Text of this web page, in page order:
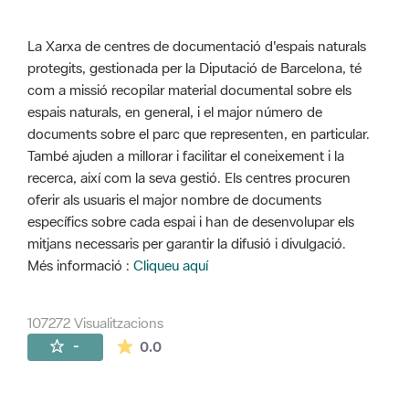
La Xarxa de centres de documentació d'espais naturals
protegits, gestionada per la Diputació de Barcelona, té
com a missió recopilar material documental sobre els
espais naturals, en general, i el major número de
documents sobre el parc que representen, en particular.
També ajuden a millorar i facilitar el coneixement i la
recerca, així com la seva gestió. Els centres procuren
oferir als usuaris el major nombre de documents
específics sobre cada espai i han de desenvolupar els
mitjans necessaris per garantir la difusió i divulgació.
Més informació : Cliqueu aquí
107272 Visualitzacions
- 0.0La mitjana de les valoracions és de 0